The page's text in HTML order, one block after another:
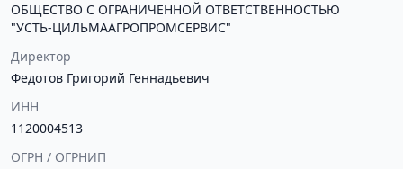
ОБЩЕСТВО С ОГРАНИЧЕННОЙ ОТВЕТСТВЕННОСТЬЮ
"УСТЬ-ЦИЛЬМААГРОПРОМСЕРВИС"
Директор
Федотов Григорий Геннадьевич
ИНН
1120004513
ОГРН / ОГРНИП